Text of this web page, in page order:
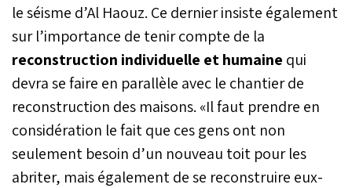
le séisme d’Al Haouz. Ce dernier insiste également
sur l’importance de tenir compte de la
reconstruction individuelle et humaine qui
devra se faire en parallèle avec le chantier de
reconstruction des maisons. «Il faut prendre en
considération le fait que ces gens ont non
seulement besoin d’un nouveau toit pour les
abriter, mais également de se reconstruire eux-